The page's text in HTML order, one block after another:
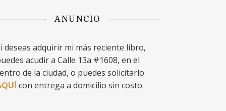
ANUNCIO
deseas adquirir mi más reciente libro,
acudir a Calle 13a #1608, en el
de la ciudad, o puedes solicitarlo
con entrega a domicilio sin costo.